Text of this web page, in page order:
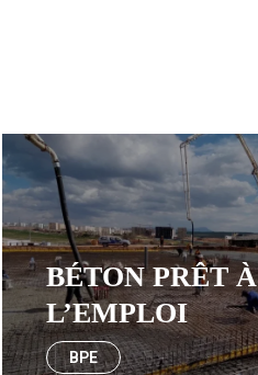
BÉTON PRÊT À
L’EMPLOI
BPE